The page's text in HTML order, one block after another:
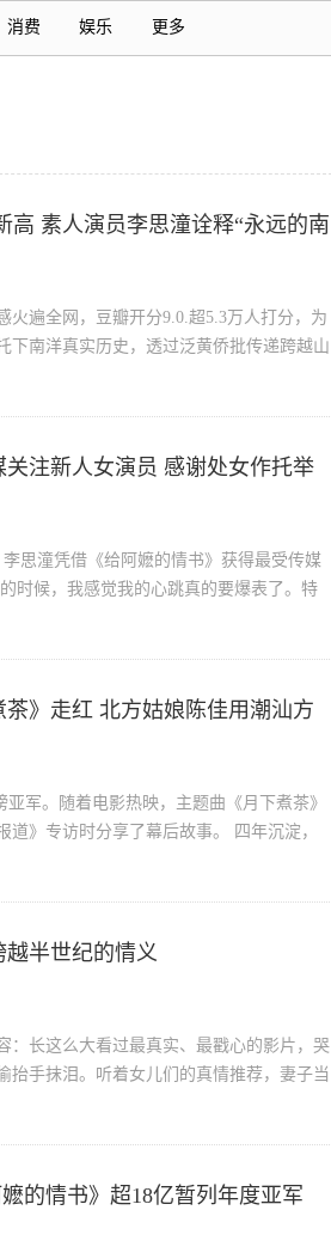
消费 娱乐 更多
高 素人演员李思潼诠释“永远的南
遍全网，豆瓣开分9.0.超5.3万人打分，为
下南洋真实历史，透过泛黄侨批传递跨越山
注新人女演员 感谢处女作托举
思潼凭借《给阿嬷的情书》获得最受传媒
时候，我感觉我的心跳真的要爆表了。特
茶》走红 北方姑娘陈佳用潮汕方
军。随着电影热映，主题曲《月下煮茶》
》专访时分享了幕后故事。 四年沉淀，
越半世纪的情义
：长这么大看过最真实、最戳心的影片，哭
抬手抹泪。听着女儿们的真情推荐，妻子当
的情书》超18亿暂列年度亚军